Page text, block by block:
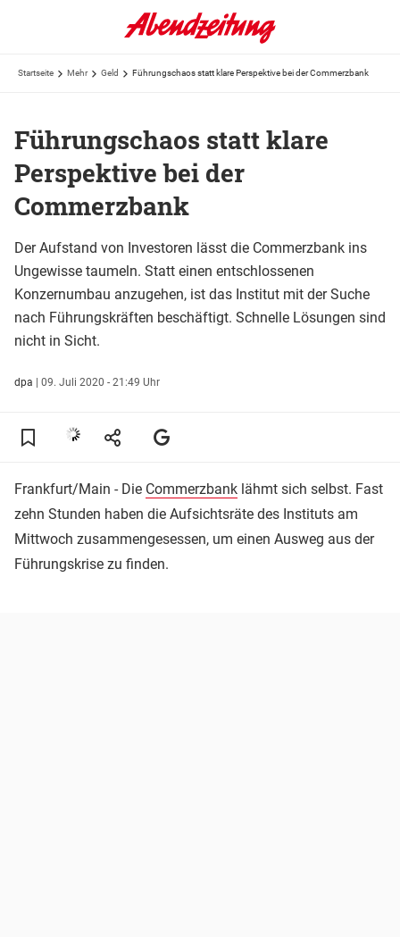
Startseite Mehr Geld Führungschaos statt klare Perspektive bei der Commerzbank
Führungschaos statt klare
Perspektive bei der
Commerzbank
Der Aufstand von Investoren lässt die Commerzbank ins
Ungewisse taumeln. Statt einen entschlossenen
Konzernumbau anzugehen, ist das Institut mit der Suche
nach Führungskräften beschäftigt. Schnelle Lösungen sind
nicht in Sicht.
dpa | 09. Juli 2020 - 21:49 Uhr
Frankfurt/Main - Die Commerzbank lähmt sich selbst. Fast
zehn Stunden haben die Aufsichtsräte des Instituts am
Mittwoch zusammengesessen, um einen Ausweg aus der
Führungskrise zu finden.